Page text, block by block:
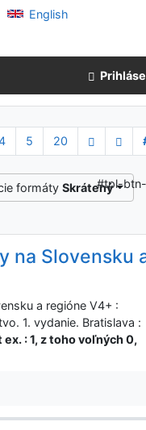
English
5 20
formátySkrátený
#tpl-
na Slovensku
a regióne V4+ :
1. vydanie. Bratislava :
ex. : 1, z toho voľných 0,